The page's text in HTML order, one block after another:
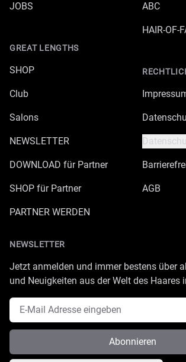
JOBS
GREAT LENGTHS
SHOP
Club
Salons
NEWSLETTER
DOWNLOAD für Partner
SHOP für Partner
PARTNER WERDEN
ABC
HAIR-OF-
AGB
NEWSLETTER
Jetzt anmelden und immer bestens über
und Neuigkeiten aus der Welt des Haares
E-Mail Adresse
Abonnieren